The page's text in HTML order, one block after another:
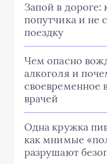
Запой в дороге:
попутчика и не
поездку
Чем опасно
алкоголя и
своевременное
врачей
Одна кружка
как мнимые
разрушают